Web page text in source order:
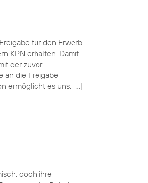
für den Erwerb
KPN erhalten. Damit
der zuvor
an die Freigabe
ermöglicht es uns, […]
doch ihre